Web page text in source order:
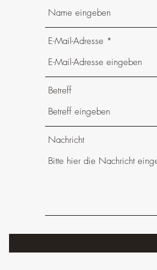
E-Mail-Adresse
Betreff
Nachricht